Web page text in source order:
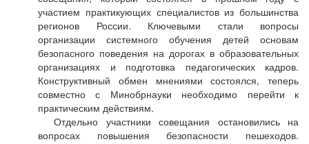
участием практикующих специалистов из большинства
регионов России. Ключевыми стали вопросы
организации системного обучения детей основам
безопасного поведения на дорогах в образовательных
организациях и подготовка педагогических кадров.
Конструктивный обмен мнениями состоялся, теперь
совместно с Минобрнауки необходимо перейти к
практическим действиям.
Отдельно участники совещания остановились на
вопросах повышения безопасности пешеходов.